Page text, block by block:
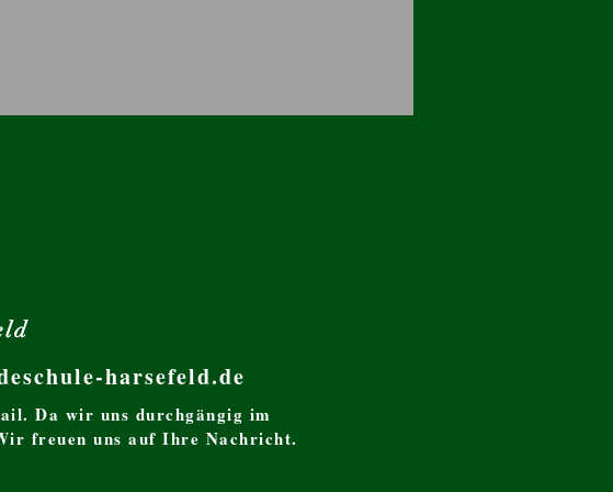
harsefeld.de
Da wir uns durchgängig im
freuen uns auf Ihre Nachricht.